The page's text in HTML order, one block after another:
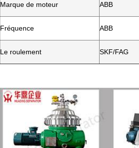
Marque de moteur ABB
Fréquence ABB
Le roulement SKF/FAG